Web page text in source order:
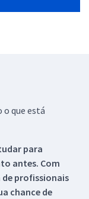
o que está
para
antes. Com
profissionais
chance de